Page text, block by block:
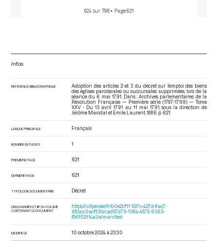
624 sur 798 • Page 621
Infos
RÉFÉRENCE BIBLIOGRAPHIQUE
Adoption des articles 2 et 3 du décret sur l’emploi des biens
des églises paroissiales ou succursales supprimées, lors de la
séance du 6 mai 1791. Dans : Archives parlementaires de la
Révolution Française — Première série (1787-1799) — Tome
XXV - Du 13 avril 1791 au 11 mai 1791 , sous la direction de
Jérôme Mavidal et Emile Laurent. 1886. p. 621.
LANGUE PRINCIPALE Français
NOMBRE DE PAGES 1
PREMIÈRE PAGE 621
DERNIÈRE PAGE 621
TYPOLOGIE DOCUMENTAIRE Décret
URI DU MANIFEST IIIF DU VOLUME
CONTENANT LE DOCUMENT
https://iiif.persee.fr/b0e2cf11-597c-427d-8ac7-
68bcc0acf13b/cad57d79-1084-4575-9363-
f56f02114a3a/manifest
MODIFIÉ LE 10 octobre 2024 à 23:30